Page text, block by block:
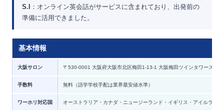
S.I
：オンライン英会話がサービスに含まれており、出発前の
準備に活用できました。
基本情報
大阪サロン 〒530-0001 大阪府大阪市北区梅田1-13-1 大阪梅田ツインタワーズ・
手数料 無料（語学学校手配は業界最安値水準）
ワーホリ対応国 オーストラリア・カナダ・ニュージーランド・イギリス・アイルラン